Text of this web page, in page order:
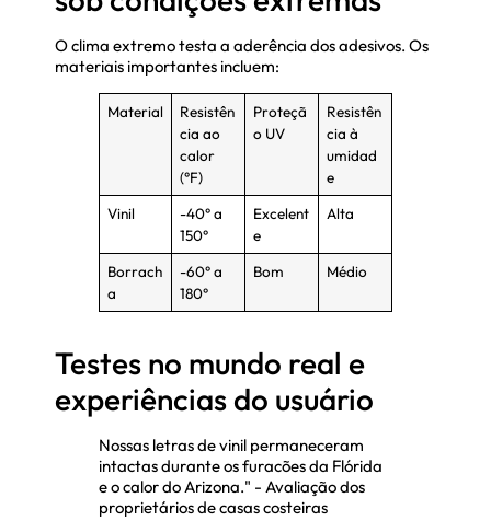
O clima extremo testa a aderência dos adesivos. Os
materiais importantes incluem:
Material
Resistên
cia ao
calor
(°F)
Proteçã
o UV
Resistên
cia à
umidad
e
Vinil
-40° a
150°
Excelent
e
Alta
Borrach
a
-60° a
180°
Bom Médio
Testes no mundo real e
experiências do usuário
Nossas letras de vinil permaneceram
intactas durante os furacões da Flórida
e o calor do Arizona." - Avaliação dos
proprietários de casas costeiras